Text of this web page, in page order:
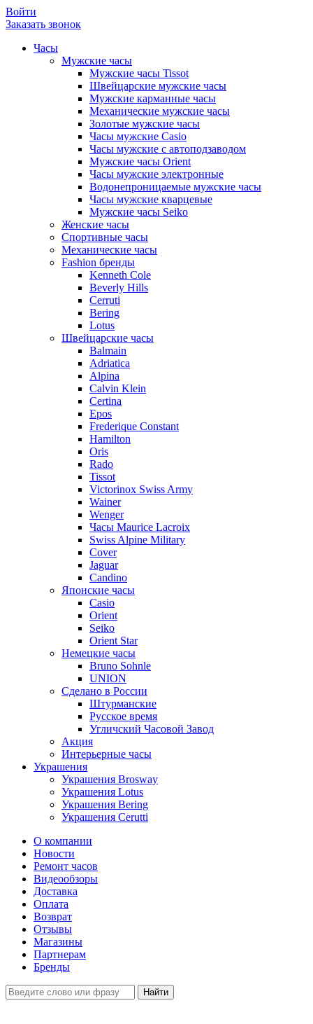
Войти
Заказать звонок
Часы
Мужские часы
Мужские часы Tissot
Швейцарские мужские часы
Мужские карманные часы
Механические мужские часы
Золотые мужские часы
Часы мужские Casio
Часы мужские с автоподзаводом
Мужские часы Orient
Часы мужские электронные
Водонепроницаемые мужские часы
Часы мужские кварцевые
Мужские часы Seiko
Женские часы
Спортивные часы
Механические часы
Fashion бренды
Kenneth Cole
Beverly Hills
Cerruti
Bering
Lotus
Швейцарские часы
Balmain
Adriatica
Alpina
Calvin Klein
Certina
Epos
Frederique Constant
Hamilton
Oris
Rado
Tissot
Victorinox Swiss Army
Wainer
Wenger
Часы Maurice Lacroix
Swiss Alpine Military
Cover
Jaguar
Candino
Японские часы
Casio
Orient
Seiko
Orient Star
Немецкие часы
Bruno Sohnle
UNION
Сделано в России
Штурманские
Русское время
Угличский Часовой Завод
Акция
Интерьерные часы
Украшения
Украшения Brosway
Украшения Lotus
Украшения Bering
Украшения Cerutti
О компании
Новости
Ремонт часов
Видеообзоры
Доставка
Оплата
Возврат
Отзывы
Магазины
Партнерам
Бренды